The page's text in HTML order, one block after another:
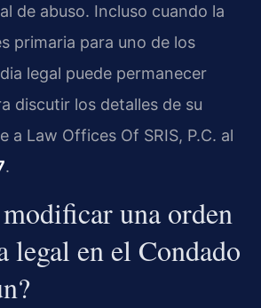
de abuso. Incluso cuando la
primaria para uno de los
legal puede permanecer
discutir los detalles de su
a Law Offices Of SRIS, P.C. al
.
modificar una orden
legal en el Condado